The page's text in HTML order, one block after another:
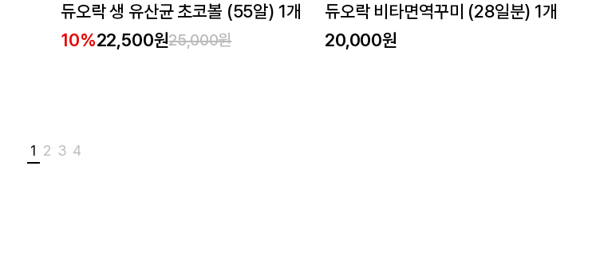
듀오락 생 유산균 초코볼 (55알) 1개
10%22,500원25,000원
듀오락 비타면역꾸미 (28일분) 1개
20,000원
1 2 3 4